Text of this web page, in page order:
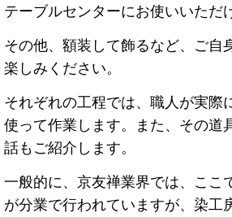
テーブルセンターにお使いいただ
その他、額装して飾るなど、ご自
楽しみください。
それぞれの工程では、職人が実際
使って作業します。また、その道
話もご紹介します。
一般的に、京友禅業界では、ここ
が分業で行われていますが、染工